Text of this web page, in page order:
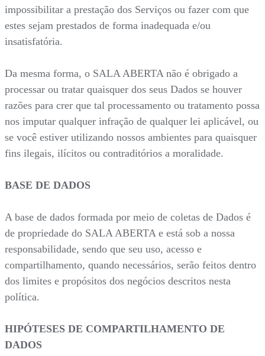
impossibilitar a prestação dos Serviços ou fazer com que
estes sejam prestados de forma inadequada e/ou
insatisfatória.
Da mesma forma, o SALA ABERTA não é obrigado a
processar ou tratar quaisquer dos seus Dados se houver
razões para crer que tal processamento ou tratamento possa
nos imputar qualquer infração de qualquer lei aplicável, ou
se você estiver utilizando nossos ambientes para quaisquer
fins ilegais, ilícitos ou contraditórios a moralidade.
BASE DE DADOS
A base de dados formada por meio de coletas de Dados é
de propriedade do SALA ABERTA e está sob a nossa
responsabilidade, sendo que seu uso, acesso e
compartilhamento, quando necessários, serão feitos dentro
dos limites e propósitos dos negócios descritos nesta
política.
HIPÓTESES DE COMPARTILHAMENTO DE
DADOS